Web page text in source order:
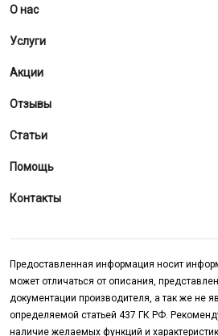
О нас
Услуги
Акции
Отзывы
Статьи
Помощь
Контакты
Предоставленная информация носит
может отличаться от описания,
документации производителя, а так же не
определяемой статьей 437 ГК РФ.
наличие желаемых функций и